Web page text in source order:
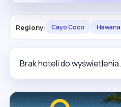
Regiony: Cayo Coco Hawana
Brak hoteli do wyświetlenia.